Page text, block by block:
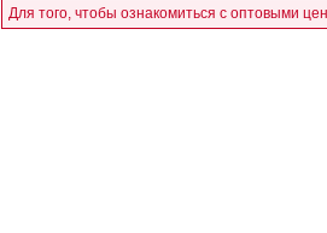
Для того, чтобы ознакомиться с оптовыми